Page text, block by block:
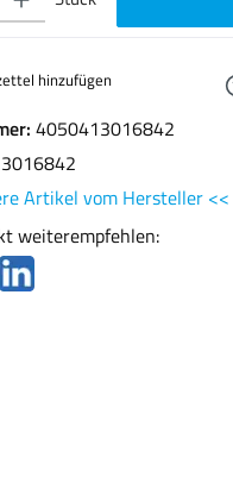
hinzufügen
4050413016842
Artikel vom Hersteller <<
weiterempfehlen: